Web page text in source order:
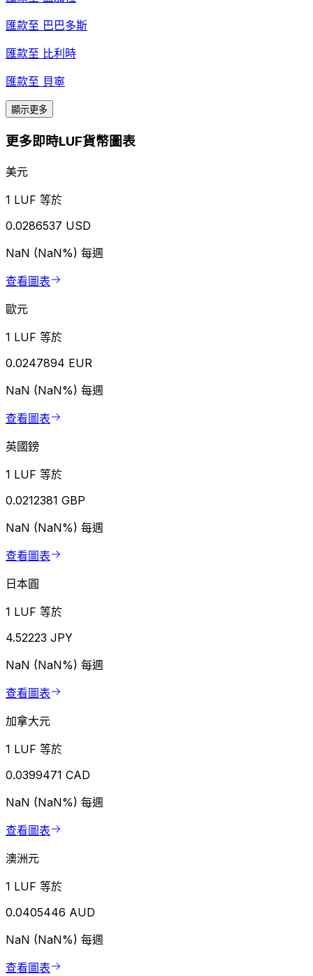
匯款至 巴巴多斯
匯款至 比利時
匯款至 貝寧
顯示更多
更多即時LUF貨幣圖表
美元
1 LUF 等於
0.0286537 USD
NaN (NaN%) 每週
查看圖表
歐元
1 LUF 等於
0.0247894 EUR
NaN (NaN%) 每週
查看圖表
英國鎊
1 LUF 等於
0.0212381 GBP
NaN (NaN%) 每週
查看圖表
日本圓
1 LUF 等於
4.52223 JPY
NaN (NaN%) 每週
查看圖表
加拿大元
1 LUF 等於
0.0399471 CAD
NaN (NaN%) 每週
查看圖表
澳洲元
1 LUF 等於
0.0405446 AUD
NaN (NaN%) 每週
查看圖表